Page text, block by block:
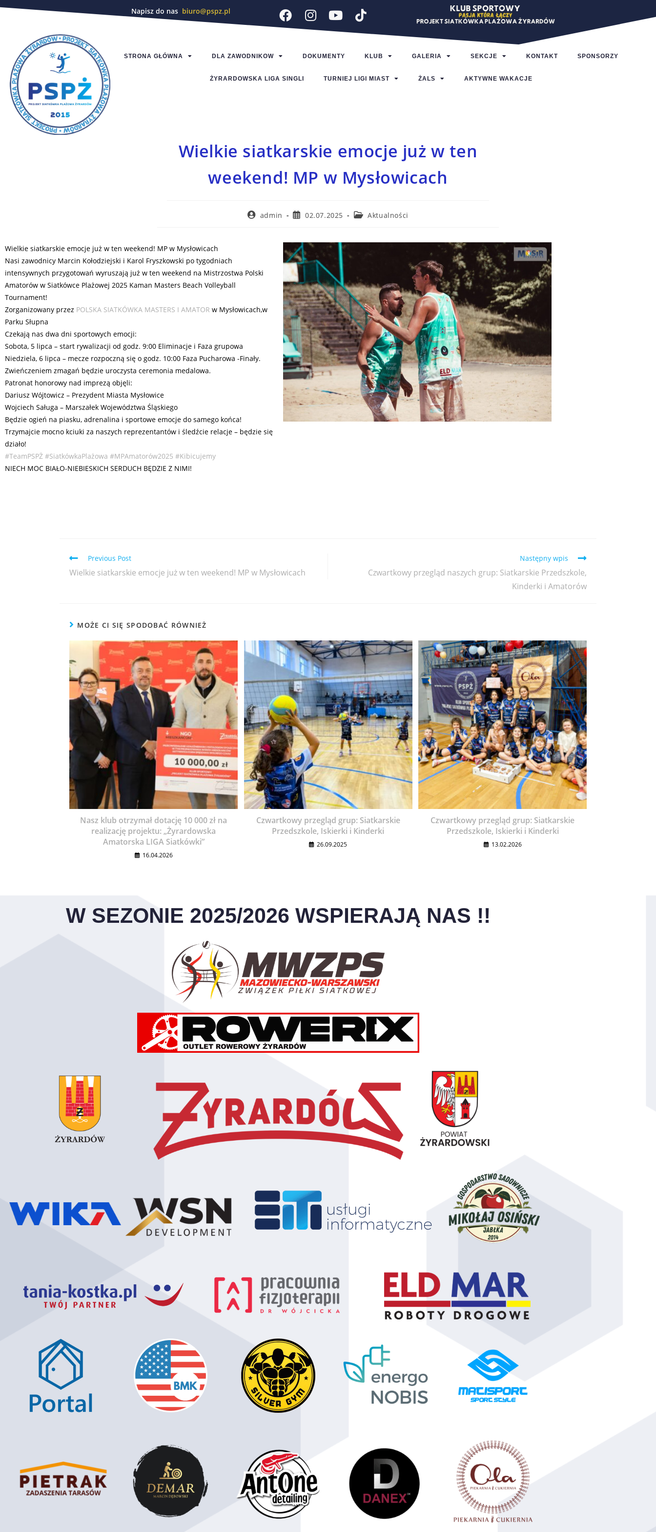
Napisz do nas biuro@pspz.pl
STRONA GŁÓWNA DLA ZAWODNIKOW DOKUMENTY KLUB GALERIA SEKCJE KONTAKT SPONSORZY
ŻYRARDOWSKA LIGA SINGLI TURNIEJ LIGI MIAST ŻALS AKTYWNE WAKACJE
Wielkie siatkarskie emocje już w ten
weekend! MP w Mysłowicach
admin 02.07.2025 Aktualności
Wielkie siatkarskie emocje już w ten weekend! MP w Mysłowicach
Nasi zawodnicy Marcin Kołodziejski i Karol Fryszkowski po tygodniach
intensywnych przygotowań wyruszają już w ten weekend na Mistrzostwa Polski
Amatorów w Siatkówce Plażowej 2025 Kaman Masters Beach Volleyball
Tournament!
Zorganizowany przez POLSKA SIATKÓWKA MASTERS I AMATOR w Mysłowicach,w
Parku Słupna
Czekają nas dwa dni sportowych emocji:
Sobota, 5 lipca – start rywalizacji od godz. 9:00 Eliminacje i Faza grupowa
Niedziela, 6 lipca – mecze rozpoczną się o godz. 10:00 Faza Pucharowa -Finały.
Zwieńczeniem zmagań będzie uroczysta ceremonia medalowa.
Patronat honorowy nad imprezą objęli:
Dariusz Wójtowicz – Prezydent Miasta Mysłowice
Wojciech Saługa – Marszałek Województwa Śląskiego
Będzie ogień na piasku, adrenalina i sportowe emocje do samego końca!
Trzymajcie mocno kciuki za naszych reprezentantów i śledźcie relacje – będzie się
działo!
#TeamPSPŻ #SiatkówkaPlażowa #MPAmatorów2025 #Kibicujemy
NIECH MOC BIAŁO-NIEBIESKICH SERDUCH BĘDZIE Z NIMI!
Previous Post
Wielkie siatkarskie emocje już w ten weekend! MP w Mysłowicach
Następny wpis
Czwartkowy przegląd naszych grup: Siatkarskie Przedszkole,
Kinderki i Amatorów
MOŻE CI SIĘ SPODOBAĆ RÓWNIEŻ
Nasz klub otrzymał dotację 10 000 zł na
realizację projektu: „Żyrardowska
Amatorska LIGA Siatkówki”
16.04.2026
Czwartkowy przegląd grup: Siatkarskie
Przedszkole, Iskierki i Kinderki
26.09.2025
Czwartkowy przegląd grup: Siatkarskie
Przedszkole, Iskierki i Kinderki
13.02.2026
W SEZONIE 2025/2026 WSPIERAJĄ NAS !!